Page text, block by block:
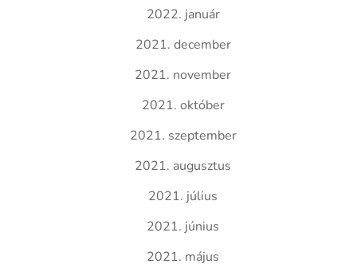
2022. január
2021. december
2021. november
2021. október
2021. szeptember
2021. augusztus
2021. július
2021. június
2021. május